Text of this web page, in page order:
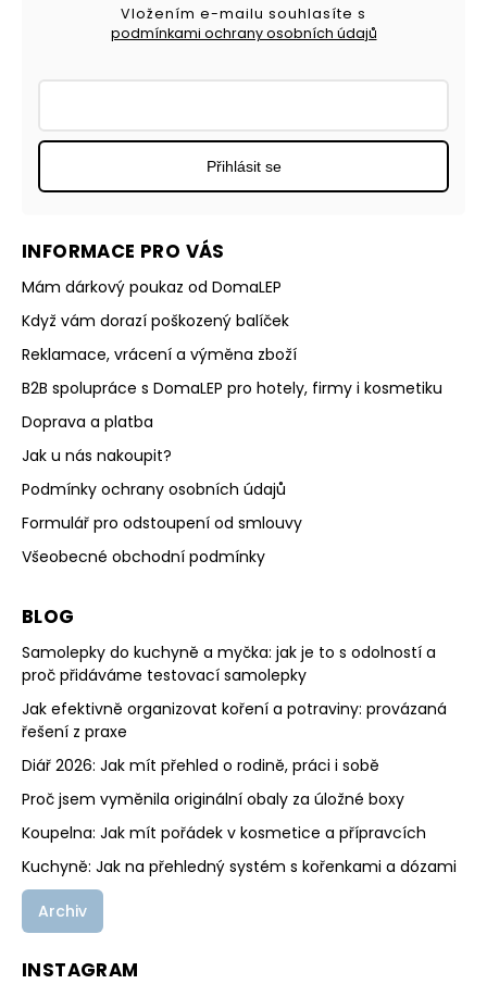
INFORMACE PRO VÁS
Mám dárkový poukaz od DomaLEP
Když vám dorazí poškozený balíček
Reklamace, vrácení a výměna zboží
B2B spolupráce s DomaLEP pro hotely, firmy i kosmetiku
Doprava a platba
Jak u nás nakoupit?
Podmínky ochrany osobních údajů
Formulář pro odstoupení od smlouvy
Všeobecné obchodní podmínky
BLOG
Samolepky do kuchyně a myčka: jak je to s odolností a
proč přidáváme testovací samolepky
Jak efektivně organizovat koření a potraviny: provázaná
řešení z praxe
Diář 2026: Jak mít přehled o rodině, práci i sobě
Proč jsem vyměnila originální obaly za úložné boxy
Koupelna: Jak mít pořádek v kosmetice a přípravcích
Kuchyně: Jak na přehledný systém s kořenkami a dózami
Archiv
Vložením e-mailu souhlasíte s
podmínkami ochrany osobních údajů
Přihlásit se
INSTAGRAM